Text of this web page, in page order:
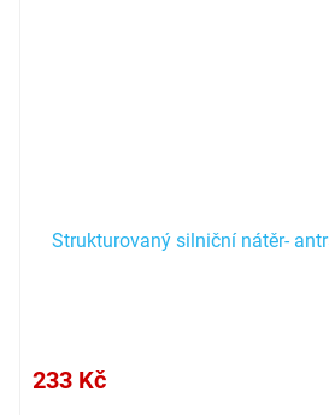
Strukturovaný silniční nátěr-
233 Kč